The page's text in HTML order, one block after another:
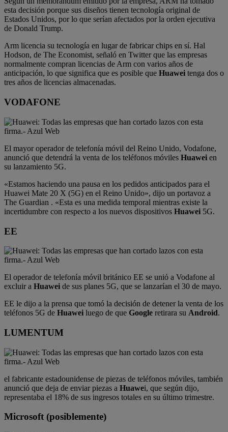
esta decisión porque sus diseños tienen tecnología original de
Estados Unidos, por lo que serían afectados por la orden ejecutiva
de Donald Trump.
Arm licencia su tecnología en lugar de fabricar chips en sí. Hal
Hodson, de The Economist, señaló en Twitter que las empresas
normalmente compran licencias de Arm con varios años de
anticipación, lo que significa que es posible que Huawei tenga dos o
tres años de licencias almacenadas.
VODAFONE
El mayor operador de telefonía móvil del Reino Unido, Vodafone,
anunció que detendrá la venta de los teléfonos móviles Huawei en
su lanzamiento 5G.
«Estamos haciendo una pausa en los pedidos anticipados para el
Huawei Mate 20 X (5G) en el Reino Unido», dijo un portavoz a
The Guardian . «Esta es una medida temporal mientras existe la
incertidumbre con respecto a los nuevos dispositivos Huawei 5G.
EE
El operador de telefonía móvil británico EE se unió a Vodafone al
excluir a Huawei de sus planes 5G, que se lanzarían el 30 de mayo.
EE le dijo a la prensa que tomó la decisión de detener la venta de los
teléfonos 5G de Huawei luego de que Google retirara su Android.
LUMENTUM
el fabricante estadounidense de piezas de teléfonos móviles, también
anunció que deja de enviar piezas a Huawei, que según dijo,
representaba el 18% de sus ingresos totales en su último trimestre.
Microsoft (posiblemente)